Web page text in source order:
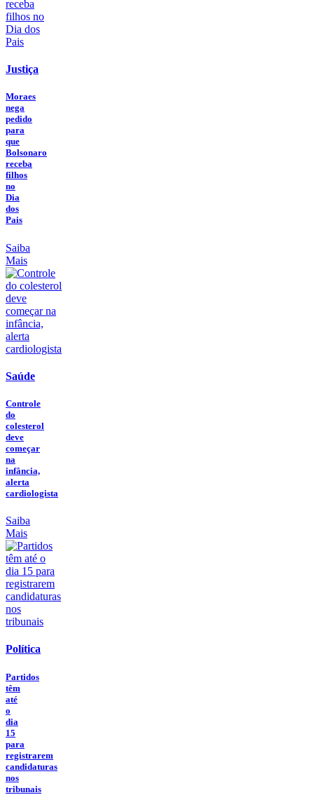
Justiça
Moraes
nega
pedido
para
que
Bolsonaro
receba
filhos
no
Dia
dos
Pais
Saiba
Mais
Saúde
Controle
do
colesterol
deve
começar
na
infância,
alerta
cardiologista
Saiba
Mais
Política
Partidos
têm
até
o
dia
15
para
registrarem
candidaturas
nos
tribunais